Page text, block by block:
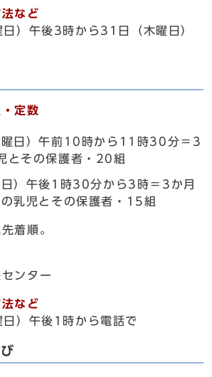
など
）午後3時から31日（木曜日）
定数
日）午前10時から11時30分＝3
とその保護者・20組
）午後1時30分から3時＝3か月
乳児とその保護者・15組
着順。
ンター
など
）午後1時から電話で